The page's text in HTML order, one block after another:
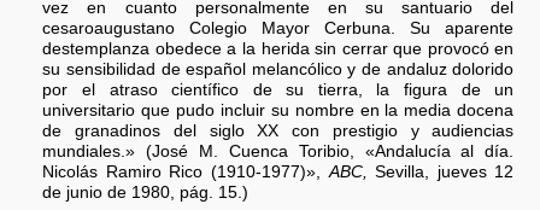
vez en cuanto personalmente en su santuario del
cesaroaugustano Colegio Mayor Cerbuna. Su aparente
destemplanza obedece a la herida sin cerrar que provocó en
su sensibilidad de español melancólico y de andaluz dolorido
por el atraso científico de su tierra, la figura de un
universitario que pudo incluir su nombre en la media docena
de granadinos del siglo XX con prestigio y audiencias
mundiales.» (José M. Cuenca Toribio, «Andalucía al día.
Nicolás Ramiro Rico (1910-1977)»,ABC, Sevilla, jueves 12
de junio de 1980, pág. 15.)